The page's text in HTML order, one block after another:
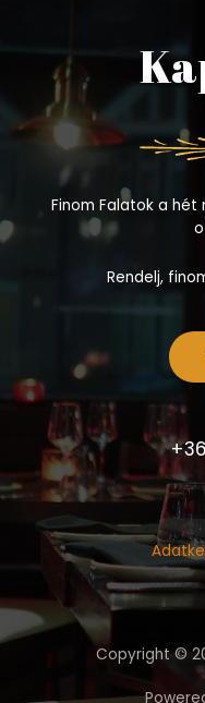
Finom Falatok a hét
Rendelj,
Copyright ©